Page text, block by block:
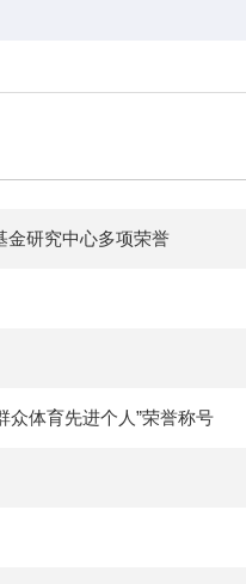
金研究中心多项荣誉
众体育先进个人”荣誉称号